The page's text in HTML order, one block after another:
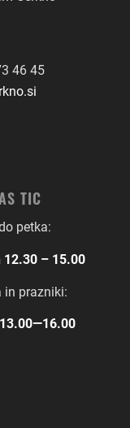
46 45
TIC
petka:
– 15.00
in prazniki: